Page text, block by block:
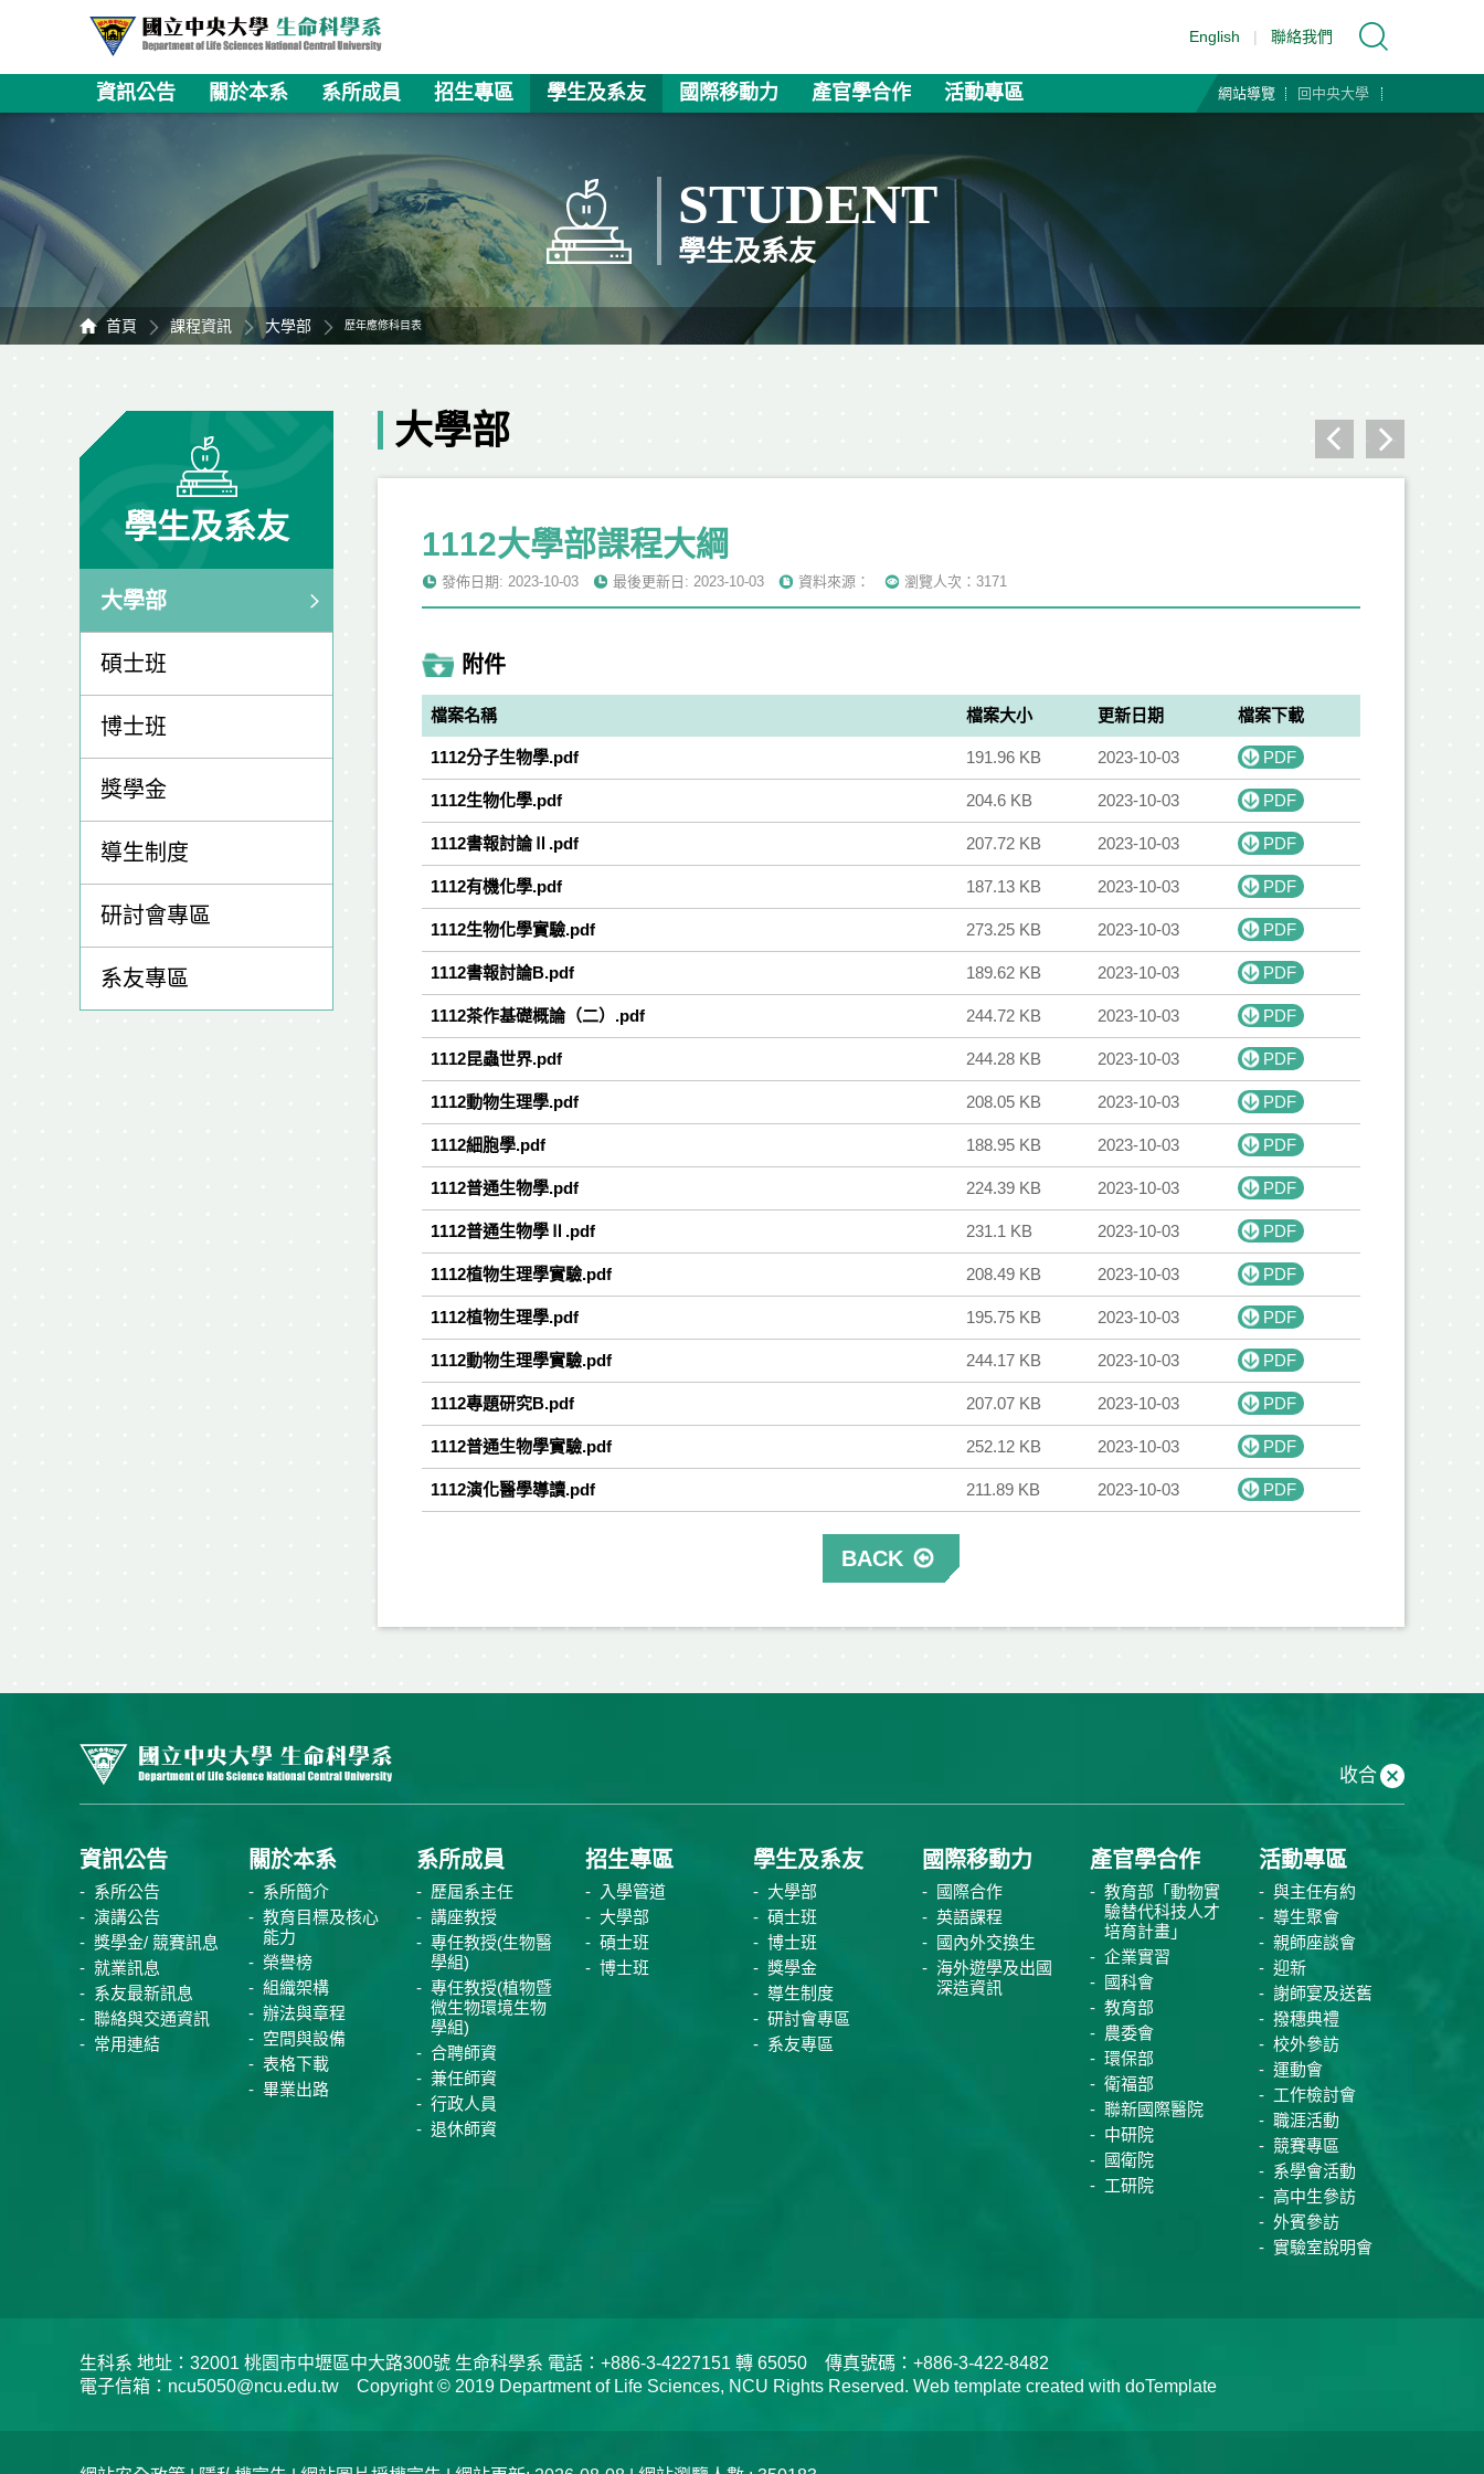
English | 聯絡我們
資訊公告 關於本系 系所成員 招生專區 學生及系友 國際移動力 產官學合作 活動專區 網站導覽 回中央大學
STUDENT
學生及系友
首頁 課程資訊 大學部 歷年應修科目表
學生及系友
大學部
碩士班
博士班
獎學金
導生制度
研討會專區
系友專區
大學部
1112大學部課程大綱
發佈日期: 2023-10-03 最後更新日: 2023-10-03 資料來源： 瀏覽人次：3171
附件
檔案名稱 檔案大小 更新日期 檔案下載
1112分子生物學.pdf 191.96 KB 2023-10-03 PDF
1112生物化學.pdf 204.6 KB 2023-10-03 PDF
1112書報討論Ⅱ.pdf 207.72 KB 2023-10-03 PDF
1112有機化學.pdf 187.13 KB 2023-10-03 PDF
1112生物化學實驗.pdf 273.25 KB 2023-10-03 PDF
1112書報討論B.pdf 189.62 KB 2023-10-03 PDF
1112茶作基礎概論（二）.pdf 244.72 KB 2023-10-03 PDF
1112昆蟲世界.pdf 244.28 KB 2023-10-03 PDF
1112動物生理學.pdf 208.05 KB 2023-10-03 PDF
1112細胞學.pdf 188.95 KB 2023-10-03 PDF
1112普通生物學.pdf 224.39 KB 2023-10-03 PDF
1112普通生物學Ⅱ.pdf 231.1 KB 2023-10-03 PDF
1112植物生理學實驗.pdf 208.49 KB 2023-10-03 PDF
1112植物生理學.pdf 195.75 KB 2023-10-03 PDF
1112動物生理學實驗.pdf 244.17 KB 2023-10-03 PDF
1112專題研究B.pdf 207.07 KB 2023-10-03 PDF
1112普通生物學實驗.pdf 252.12 KB 2023-10-03 PDF
1112演化醫學導讀.pdf 211.89 KB 2023-10-03 PDF
BACK
收合
資訊公告
系所公告
演講公告
獎學金/ 競賽訊息
就業訊息
系友最新訊息
聯絡與交通資訊
常用連結
關於本系
系所簡介
教育目標及核心
能力
榮譽榜
組織架構
辦法與章程
空間與設備
表格下載
畢業出路
系所成員
歷屆系主任
講座教授
專任教授(生物醫
學組)
專任教授(植物暨
微生物環境生物
學組)
合聘師資
兼任師資
行政人員
退休師資
招生專區
入學管道
大學部
碩士班
博士班
學生及系友
大學部
碩士班
博士班
獎學金
導生制度
研討會專區
系友專區
國際移動力
國際合作
英語課程
國內外交換生
海外遊學及出國
深造資訊
產官學合作
教育部「動物實
驗替代科技人才
培育計畫」
企業實習
國科會
教育部
農委會
環保部
衛福部
聯新國際醫院
中研院
國衛院
工研院
活動專區
與主任有約
導生聚會
親師座談會
迎新
謝師宴及送舊
撥穗典禮
校外參訪
運動會
工作檢討會
職涯活動
競賽專區
系學會活動
高中生參訪
外賓參訪
實驗室說明會
生科系 地址：32001 桃園市中壢區中大路300號 生命科學系 電話：+886-3-4227151 轉 65050 傳真號碼：+886-3-422-8482
電子信箱：ncu5050@ncu.edu.tw Copyright © 2019 Department of Life Sciences, NCU Rights Reserved. Web template created with doTemplate